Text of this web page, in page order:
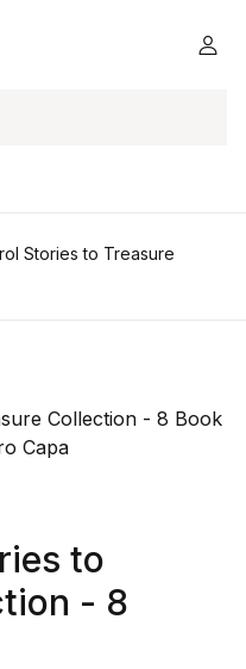
Stories to Treasure
to
- 8